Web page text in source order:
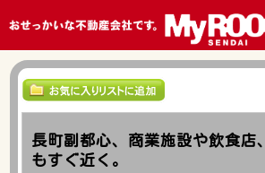
長町副都心、商業施設や飲食店
もすぐ近く。